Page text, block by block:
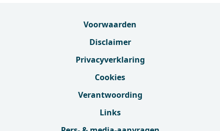
Voorwaarden
Disclaimer
Privacyverklaring
Cookies
Verantwoording
Links